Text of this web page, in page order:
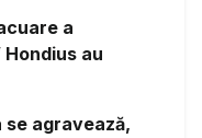
a
au
agravează,